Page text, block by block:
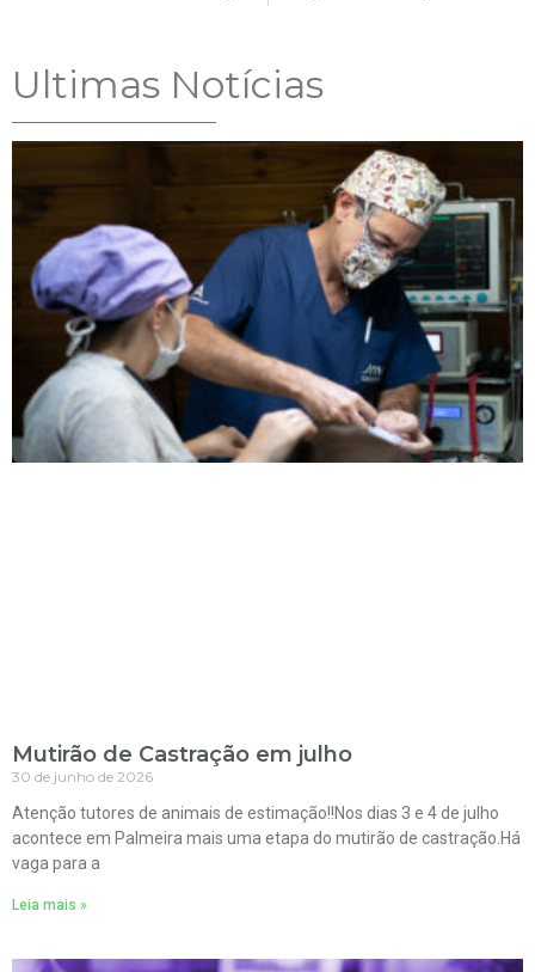
Ultimas Notícias
Mutirão de Castração em julho
30 de junho de 2026
Atenção tutores de animais de estimação!!Nos dias 3 e 4 de julho
acontece em Palmeira mais uma etapa do mutirão de castração.Há
vaga para a
Leia mais »